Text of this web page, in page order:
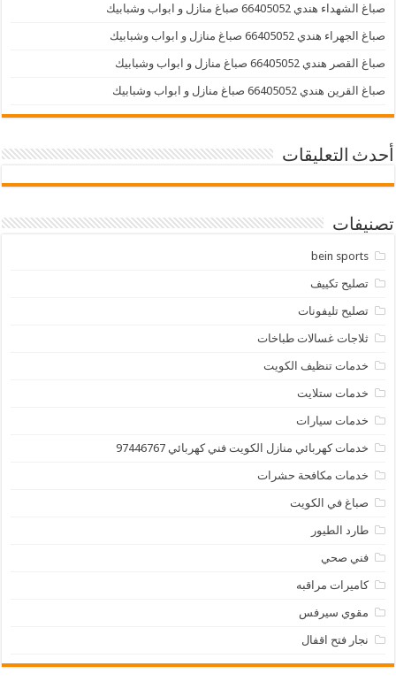
صباغ الشهداء هندي 66405052 صباغ منازل و ابواب وشبابيك
صباغ الجهراء هندي 66405052 صباغ منازل و ابواب وشبابيك
صباغ القصر هندي 66405052 صباغ منازل و ابواب وشبابيك
صباغ القرين هندي 66405052 صباغ منازل و ابواب وشبابيك
أحدث التعليقات
تصنيفات
bein sports
تصليح تكييف
تصليح تليفونات
ثلاجات غسالات طباخات
خدمات تنظيف الكويت
خدمات ستلايت
خدمات سيارات
خدمات كهربائي منازل الكويت فني كهربائي 97446767
خدمات مكافحة حشرات
صباغ في الكويت
طارد الطيور
فني صحي
كاميرات مراقبه
مقوي سيرفس
نجار فتح اقفال